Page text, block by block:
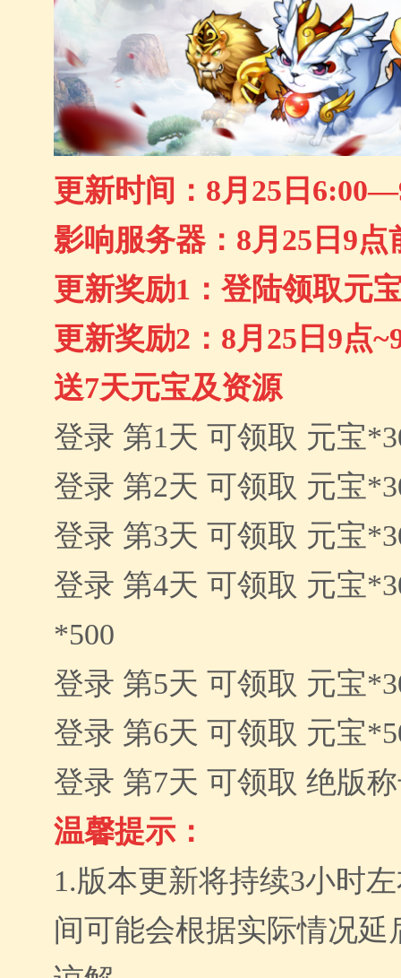
更新时间：8月25日6:00—
影响服务器： 8月25日9
更新奖励1 ： 登陆领取元
更新奖励2：8月25日9点
送7天元宝及资源
登录 第1天 可领取 元宝
登录 第2天 可领取 元宝
登录 第3天 可领取 元宝
登录 第4天 可领取 元宝
*500
登录 第5天 可领取 元宝
登录 第6天 可领取 元宝
登录 第7天 可领取 绝版
温馨提示：
1.版本更新将持续3小时
间可能会根据实际情况延